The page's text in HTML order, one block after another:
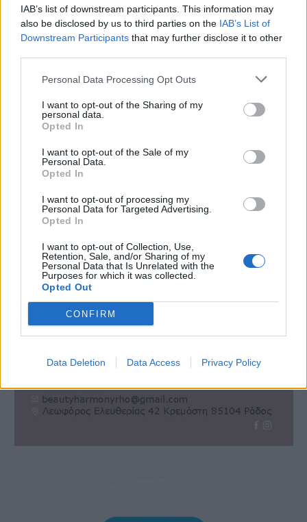
IAB’s list of downstream participants. This information may
also be disclosed by us to third parties on the IAB’s List of
Downstream Participants that may further disclose it to other
Personal Data Processing Opt Outs
I want to opt-out of the Sharing of my
personal data.
Opted In
I want to opt-out of the Sale of my
Personal Data.
Opted In
I want to opt-out of processing my
Personal Data for Targeted Advertising.
Opted In
I want to opt-out of Collection, Use,
Retention, Sale, and/or Sharing of my
Personal Data that Is Unrelated with the
Purposes for which it was collected.
Opted Out
CONFIRM
Data Deletion Data Access Privacy Policy